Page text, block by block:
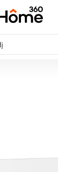
blokai